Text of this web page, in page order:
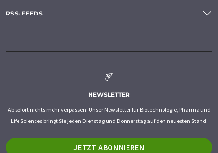
RSS-FEEDS
NEWSLETTER
Ab sofort nichts mehr verpassen: Unser Newsletter für Biotechnologie, Pharma und
Life Sciences bringt Sie jeden Dienstag und Donnerstag auf den neuesten Stand.
JETZT ABONNIEREN